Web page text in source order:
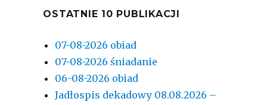
OSTATNIE 10 PUBLIKACJI
07-08-2026 obiad
07-08-2026 śniadanie
06-08-2026 obiad
Jadłospis dekadowy 08.08.2026 –